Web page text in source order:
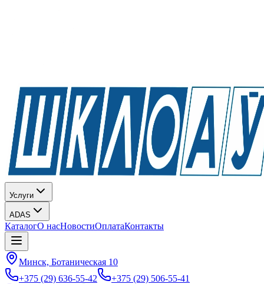
Услуги
ADAS
КаталогО насНовостиОплатаКонтакты
Минск, Ботаническая 10
+375 (29) 636-55-42
+375 (29) 506-55-41